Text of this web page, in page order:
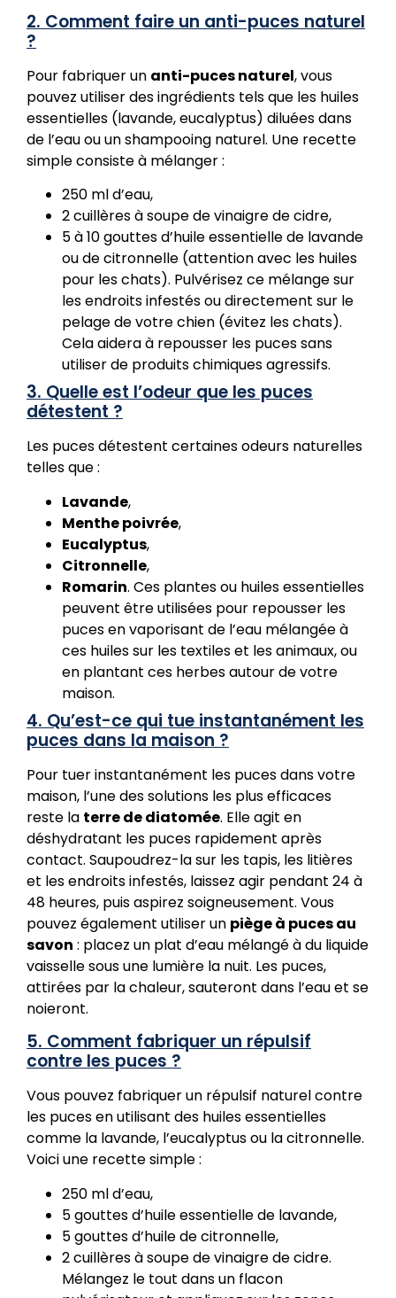
2. Comment faire un anti-puces naturel
?
Pour fabriquer un anti-puces naturel, vous
pouvez utiliser des ingrédients tels que les huiles
essentielles (lavande, eucalyptus) diluées dans
de l’eau ou un shampooing naturel. Une recette
simple consiste à mélanger :
250 ml d’eau,
2 cuillères à soupe de vinaigre de cidre,
5 à 10 gouttes d’huile essentielle de lavande
ou de citronnelle (attention avec les huiles
pour les chats). Pulvérisez ce mélange sur
les endroits infestés ou directement sur le
pelage de votre chien (évitez les chats).
Cela aidera à repousser les puces sans
utiliser de produits chimiques agressifs.
3. Quelle est l’odeur que les puces
détestent ?
Les puces détestent certaines odeurs naturelles
telles que :
Lavande,
Menthe poivrée,
Eucalyptus,
Citronnelle,
Romarin. Ces plantes ou huiles essentielles
peuvent être utilisées pour repousser les
puces en vaporisant de l’eau mélangée à
ces huiles sur les textiles et les animaux, ou
en plantant ces herbes autour de votre
maison.
4. Qu’est-ce qui tue instantanément les
puces dans la maison ?
Pour tuer instantanément les puces dans votre
maison, l’une des solutions les plus efficaces
reste la terre de diatomée. Elle agit en
déshydratant les puces rapidement après
contact. Saupoudrez-la sur les tapis, les litières
et les endroits infestés, laissez agir pendant 24 à
48 heures, puis aspirez soigneusement. Vous
pouvez également utiliser un piège à puces au
savon : placez un plat d’eau mélangé à du liquide
vaisselle sous une lumière la nuit. Les puces,
attirées par la chaleur, sauteront dans l’eau et se
noieront.
5. Comment fabriquer un répulsif
contre les puces ?
Vous pouvez fabriquer un répulsif naturel contre
les puces en utilisant des huiles essentielles
comme la lavande, l’eucalyptus ou la citronnelle.
Voici une recette simple :
250 ml d’eau,
5 gouttes d’huile essentielle de lavande,
5 gouttes d’huile de citronnelle,
2 cuillères à soupe de vinaigre de cidre.
Mélangez le tout dans un flacon